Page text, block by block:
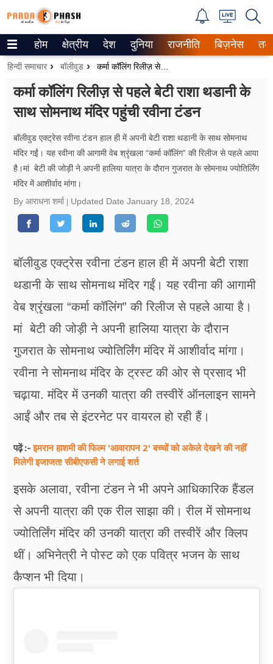
Trending on Google News
ePaper
वेब स्टोरीज
उत्तर प्रदेश
गैलरी
रिलेशनशिप
फूड
सेहत
ब्‍यूटी
शिक्षा
अन्य खबरें
होम क्षेत्रीय देश दुनिया राजनीति बिज़नेस
हिन्दी समाचार बॉलीवुड कर्मा कॉलिंग रिलीज़ से पहले बेटी राशा थडानी के साथ सोमनाथ मंदिर पहुंची रवीना टंडन
कर्मा कॉलिंग रिलीज़ से पहले बेटी राशा थडानी के
साथ सोमनाथ मंदिर पहुंची रवीना टंडन
बॉलीवुड एक्ट्रेस रवीना टंडन हाल ही में अपनी बेटी राशा थडानी के साथ सोमनाथ
मंदिर गईं। यह रवीना की आगामी वेब श्रृंखला “कर्मा कॉलिंग” की रिलीज से पहले आया
है।मां बेटी की जोड़ी ने अपनी हालिया यात्रा के दौरान गुजरात के सोमनाथ ज्योतिर्लिंग
मंदिर में आशीर्वाद मांगा।
By आराधना शर्मा
Updated Date January 18, 2024
बॉलीवुड एक्ट्रेस रवीना टंडन हाल ही में अपनी बेटी राशा
थडानी के साथ सोमनाथ मंदिर गईं। यह रवीना की आगामी
वेब श्रृंखला “कर्मा कॉलिंग” की रिलीज से पहले आया है।
मां बेटी की जोड़ी ने अपनी हालिया यात्रा के दौरान
गुजरात के सोमनाथ ज्योतिर्लिंग मंदिर में आशीर्वाद मांगा।
रवीना ने सोमनाथ मंदिर के ट्रस्ट की ओर से प्रसाद भी
चढ़ाया. मंदिर में उनकी यात्रा की तस्वीरें ऑनलाइन सामने
आईं और तब से इंटरनेट पर वायरल हो रही हैं।
पढ़ें :-इमरान हाशमी की फिल्म 'आवारापन 2' बच्चों को अकेले देखने की नहीं
मिलेगी इजाजत! सीबीएफसी ने लगाई शर्त
इसके अलावा, रवीना टंडन ने भी अपने आधिकारिक हैंडल
से अपनी यात्रा की एक रील साझा की। रील में सोमनाथ
ज्योतिर्लिंग मंदिर की उनकी यात्रा की तस्वीरें और क्लिप
थीं। अभिनेत्री ने पोस्ट को एक पवित्र भजन के साथ
कैप्शन भी दिया।